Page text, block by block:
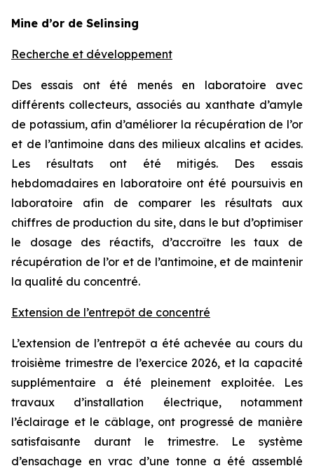
Mine d’or de Selinsing
Recherche et développement
Des essais ont été menés en laboratoire avec
différents collecteurs, associés au xanthate d’amyle
de potassium, afin d’améliorer la récupération de l’or
et de l’antimoine dans des milieux alcalins et acides.
Les résultats ont été mitigés. Des essais
hebdomadaires en laboratoire ont été poursuivis en
laboratoire afin de comparer les résultats aux
chiffres de production du site, dans le but d’optimiser
le dosage des réactifs, d’accroître les taux de
récupération de l’or et de l’antimoine, et de maintenir
la qualité du concentré.
Extension de l’entrepôt de concentré
L’extension de l’entrepôt a été achevée au cours du
troisième trimestre de l’exercice 2026, et la capacité
supplémentaire a été pleinement exploitée. Les
travaux d’installation électrique, notamment
l’éclairage et le câblage, ont progressé de manière
satisfaisante durant le trimestre. Le système
d’ensachage en vrac d’une tonne a été assemblé